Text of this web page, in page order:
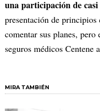
una participación de
presentación de
comentar sus planes, pero
seguros médicos Centene
MIRA TAMBIÉN